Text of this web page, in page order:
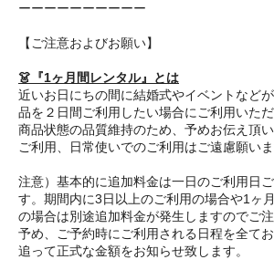
ーーーーーーーーーー
【ご注意およびお願い】
👗『1ヶ月間レンタル』とは
近いお日にちの間に結婚式やイベントなど
品を２日間ご利用したい場合にご利用いただ
商品状態の品質維持のため、予めお伝え頂
ご利用、日常使いでのご利用はご遠慮願いま
注意）基本的に追加料金は一日のご利用日
す。期間内に3日以上のご利用の場合や1ヶ
の場合は別途追加料金が発生しますのでご注
予め、ご予約時にご利用される日程を全てお
追って正式な金額をお知らせ致します。